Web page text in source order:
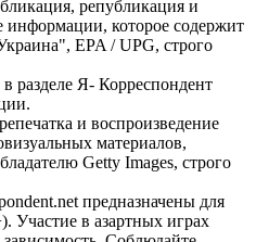
републикация и
информации, которое содержит
EPA / UPG, строго
разделе Я- Корреспондент
и воспроизведение
материалов,
Getty Images, строго
предназначены для
Участие в азартных играх